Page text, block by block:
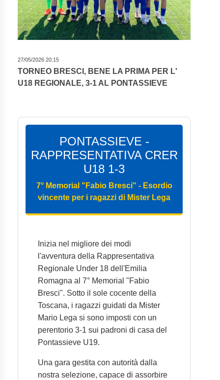
27/05/2026 20:15
TORNEO BRESCI, BENE LA PRIMA PER L'
U18 REGIONALE, 3-1 AL PONTASSIEVE
PONTASSIEVE -
RAPPRESENTATIVA CRER
U18 1-3
7° Memorial "Fabio Bresci" - Esordio
vincente per i ragazzi di Mister Lega
Inizia nel migliore dei modi
l'avventura della Rappresentativa
Regionale Under 18 dell'Emilia
Romagna al 7° Memorial "Fabio
Bresci". Sotto il sole cocente della
Toscana, i ragazzi guidati da Mister
Mario Lega si sono imposti con un
perentorio 3-1 sui padroni di casa del
Pontassieve U19.
Una gara gestita con autorità dalla
nostra selezione, capace di assorbire